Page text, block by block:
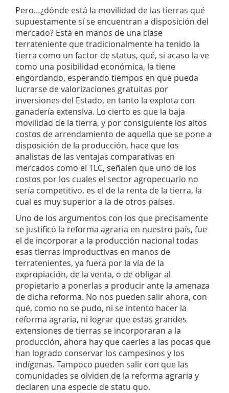
Pero…¿dónde está la movilidad de las tierras qué
supuestamente sí se encuentran a disposición del
mercado? Está en manos de una clase
terrateniente que tradicionalmente ha tenido la
tierra como un factor de status, qué, si acaso la ve
como una posibilidad económica, la tiene
engordando, esperando tiempos en que pueda
lucrarse de valorizaciones gratuitas por
inversiones del Estado, en tanto la explota con
ganadería extensiva. Lo cierto es que la baja
movilidad de la tierra, y por consiguiente los altos
costos de arrendamiento de aquella que se pone a
disposición de la producción, hace que los
analistas de las ventajas comparativas en
mercados como el TLC, señalen que uno de los
costos por los cuales el sector agropecuario no
sería competitivo, es el de la renta de la tierra, la
cual es muy superior a la de otros países.
Uno de los argumentos con los que precisamente
se justificó la reforma agraria en nuestro país, fue
el de incorporar a la producción nacional todas
esas tierras improductivas en manos de
terratenientes, ya fuera por la vía de la
expropiación, de la venta, o de obligar al
propietario a ponerlas a producir ante la amenaza
de dicha reforma. No nos pueden salir ahora, con
qué, como no se pudo, ni se intento hacer la
reforma agraria, ni lograr que estas grandes
extensiones de tierras se incorporaran a la
producción, ahora hay que caerles a las pocas que
han logrado conservar los campesinos y los
indígenas. Tampoco pueden salir con que las
comunidades se olviden de la reforma agraria y
declaren una especie de statu quo.